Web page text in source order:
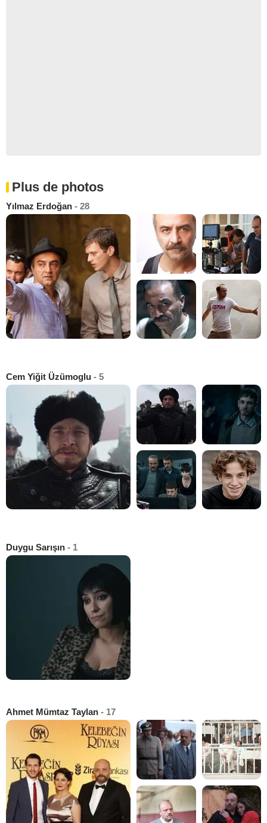
Plus de photos
Yılmaz Erdoğan - 28
Cem Yiğit Üzümoglu - 5
Duygu Sarışın - 1
Ahmet Mümtaz Taylan - 17